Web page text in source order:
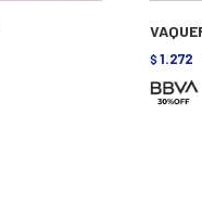
$ 1.272